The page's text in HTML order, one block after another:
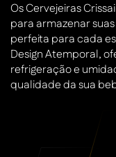
Os Cervejeiras
para armazenar
perfeita para cada
Design Atemporal,
refrigeração e
qualidade da sua